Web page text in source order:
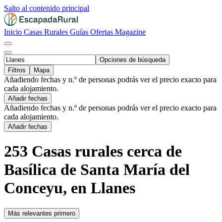
Salto al contenido principal
Inicio Casas Rurales Guías Ofertas Magazine
Opciones de búsqueda
Filtros
Mapa
Añadiendo fechas y n.º de personas podrás ver el precio exacto para
cada alojamiento.
Añadir fechas
Añadiendo fechas y n.º de personas podrás ver el precio exacto para
cada alojamiento.
Añadir fechas
253 Casas rurales cerca de
Basílica de Santa María del
Conceyu, en Llanes
Más relevantes primero